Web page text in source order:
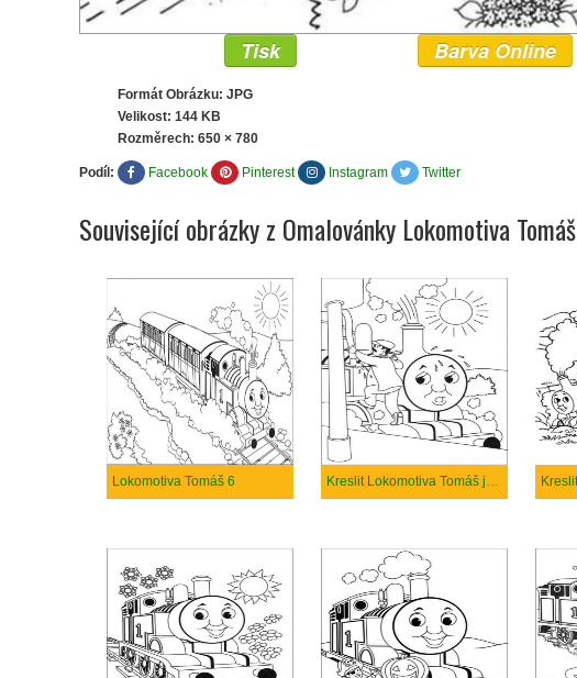
Tisk Barva Online
Formát Obrázku: JPG
Velikost: 144 KB
Rozměrech: 650 × 780
Podíl: Facebook Pinterest Instagram Twitter
Související obrázky z Omalovánky Lokomotiva Tomáš
Lokomotiva Tomáš 6 Kreslit Lokomotiva Tomáš jednoduchý